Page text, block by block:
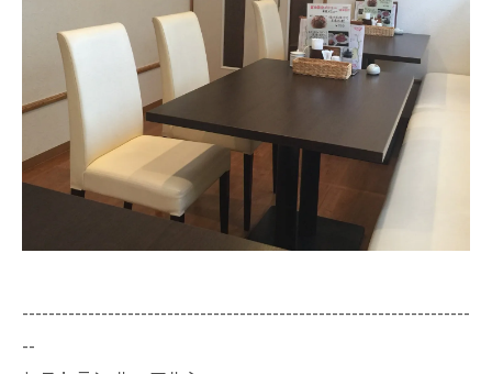
--------------------------------------------------------------------
--